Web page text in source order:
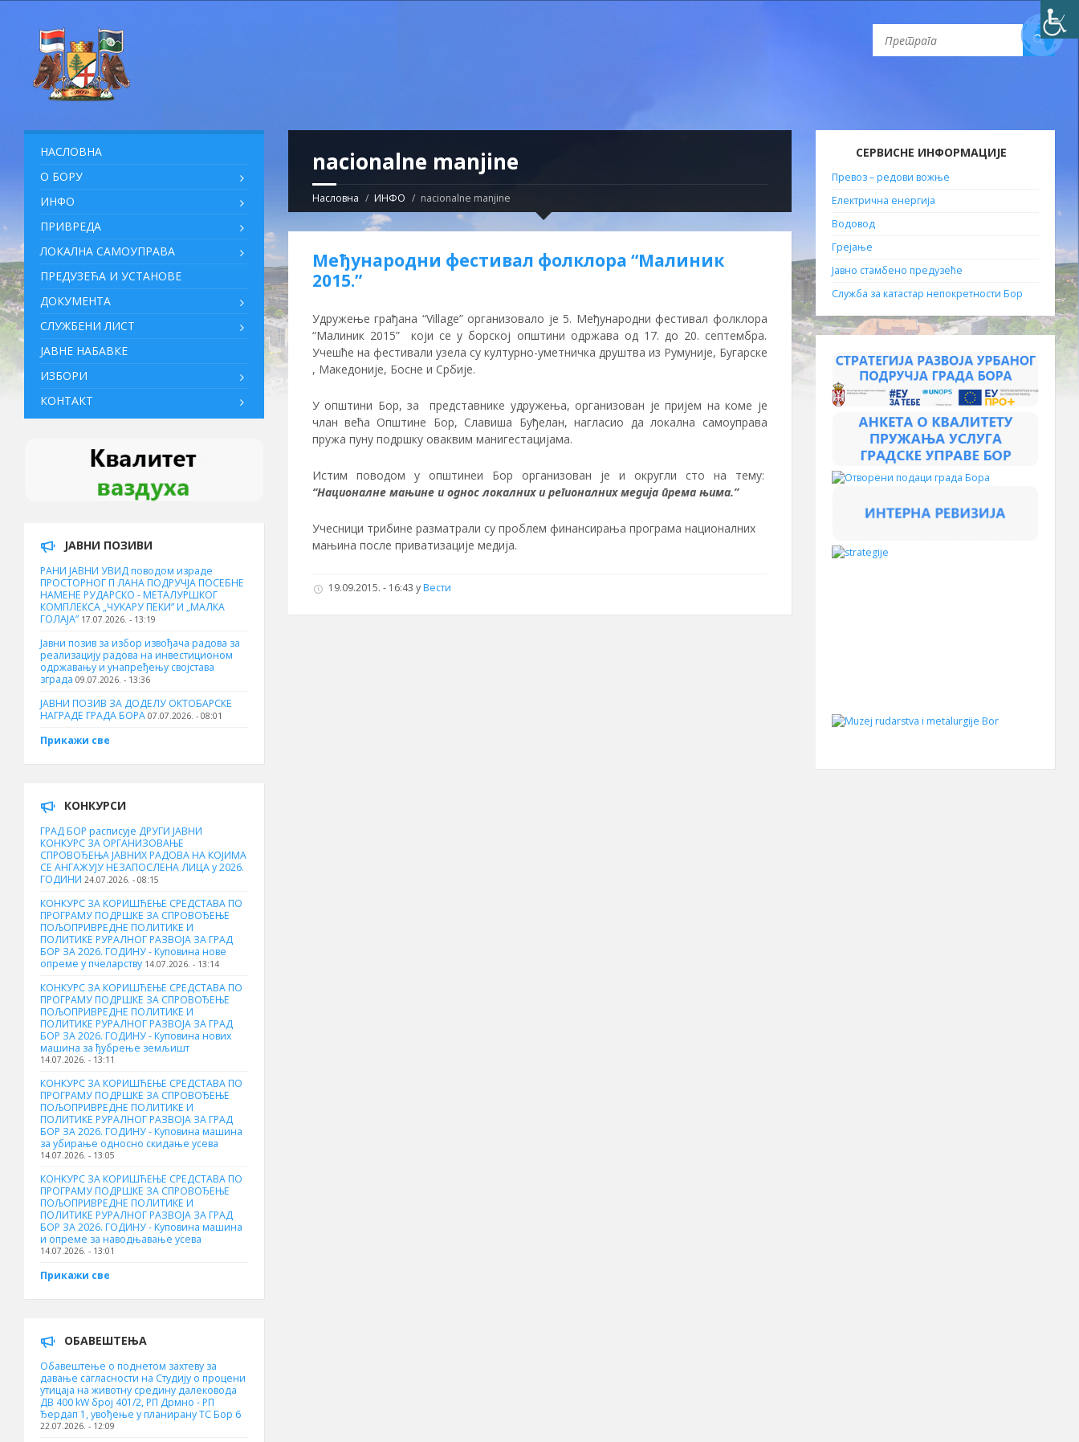
nacionalne manjine
Насловна ИНФО nacionalne manjine
Међународни фестивал фолклора “Малиник
2015.”
Удружење грађана “Village” организовало је 5. Међународни фестивал фолклора
“Maлиник 2015” који се у борској општини одржава од 17. до 20. септембра.
Учешће на фестивали узела су културно-уметничка друштва из Румуније, Бугарске
, Македоније, Босне и Србије.
У општини Бор, за представнике удружења, организован је пријем на коме је
члан већа Општине Бор, Славиша Буђелан, нагласио да локална самоуправа
пружа пуну подршку оваквим манигестацијама.
Истим поводом у општинеи Бор организован је и округли сто на тему:
“Националне мањине и однос локалних и регионалних медија према њима.”
Учесници трибине разматрали су проблем финансирања програма националних
мањина после приватизације медија.
19.09.2015. - 16:43 уВести
НАСЛОВНА
О БОРУ
ИНФО
ПРИВРЕДА
ЛОКАЛНА САМОУПРАВА
ПРЕДУЗЕЋА И УСТАНОВЕ
ДОКУМЕНТА
СЛУЖБЕНИ ЛИСТ
ЈАВНЕ НАБАВКЕ
ИЗБОРИ
КОНТАКТ
ЈАВНИ ПОЗИВИ
РАНИ ЈАВНИ УВИД поводом израде
ПРОСТОРНОГ П ЛАНА ПОДРУЧЈА ПОСЕБНЕ
НАМЕНЕ РУДАРСКО - МЕТАЛУРШКОГ
КОМПЛЕКСА „ЧУКАРУ ПЕКИ” И „МАЛКА
ГОЛАЈА” 17.07.2026. - 13:19
Јавни позив за избор извођача радова за
реализацију радова на инвестиционом
одржавању и унапређењу својстава
зграда 09.07.2026. - 13:36
ЈАВНИ ПОЗИВ ЗА ДОДЕЛУ ОКТOБАРСКЕ
НАГРАДЕ ГРАДА БОРА 07.07.2026. - 08:01
Прикажи све
КОНКУРСИ
ГРАД БОР расписује ДРУГИ ЈАВНИ
КОНКУРС ЗА ОРГАНИЗОВАЊЕ
СПРОВОЂЕЊА ЈАВНИХ РАДОВА НА КОЈИМА
СЕ АНГАЖУЈУ НЕЗАПОСЛЕНА ЛИЦА у 2026.
ГОДИНИ 24.07.2026. - 08:15
КОНКУРС ЗА КОРИШЋЕЊЕ СРЕДСТАВА ПО
ПРОГРАМУ ПОДРШКЕ ЗА СПРОВОЂЕЊЕ
ПОЉОПРИВРЕДНЕ ПОЛИТИКЕ И
ПОЛИТИКЕ РУРАЛНОГ РАЗВОЈА ЗА ГРАД
БОР ЗА 2026. ГОДИНУ - Куповина нове
опреме у пчеларству 14.07.2026. - 13:14
КОНКУРС ЗА КОРИШЋЕЊЕ СРЕДСТАВА ПО
ПРОГРАМУ ПОДРШКЕ ЗА СПРОВОЂЕЊЕ
ПОЉОПРИВРЕДНЕ ПОЛИТИКЕ И
ПОЛИТИКЕ РУРАЛНОГ РАЗВОЈА ЗА ГРАД
БОР ЗА 2026. ГОДИНУ - Куповина нових
машина за ђубрење земљишт
14.07.2026. - 13:11
КОНКУРС ЗА КОРИШЋЕЊЕ СРЕДСТАВА ПО
ПРОГРАМУ ПОДРШКЕ ЗА СПРОВОЂЕЊЕ
ПОЉОПРИВРЕДНЕ ПОЛИТИКЕ И
ПОЛИТИКЕ РУРАЛНОГ РАЗВОЈА ЗА ГРАД
БОР ЗА 2026. ГОДИНУ - Куповинa машина
за убирање односно скидање усева
14.07.2026. - 13:05
КОНКУРС ЗА КОРИШЋЕЊЕ СРЕДСТАВА ПО
ПРОГРАМУ ПОДРШКЕ ЗА СПРОВОЂЕЊЕ
ПОЉОПРИВРЕДНЕ ПОЛИТИКЕ И
ПОЛИТИКЕ РУРАЛНОГ РАЗВОЈА ЗА ГРАД
БОР ЗА 2026. ГОДИНУ - Куповина машина
и опреме за наводњавање усева
14.07.2026. - 13:01
Прикажи све
ОБАВЕШТЕЊА
Обавештење о поднетом захтеву за
давање сагласности на Студију о процени
утицаја на животну средину далековода
ДВ 400 kW број 401/2, РП Дрмно - РП
Ђердап 1, увођење у планирану ТС Бор 6
22.07.2026. - 12:09
СЕРВИСНЕ ИНФОРМАЦИЈЕ
Превоз – редови вожње
Електрична енергија
Водовод
Грејање
Јавно стамбено предузеће
Служба за катастар непокретности Бор